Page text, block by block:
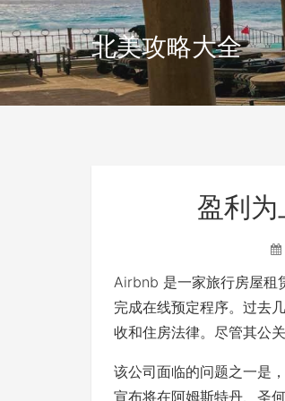
北美攻略大全
盈利
Airbnb 是一家旅行房屋租
完成在线预定程序。过去
收和住房法律。尽管其公
该公司面临的问题之一是
宣布将在阿姆斯特丹、圣